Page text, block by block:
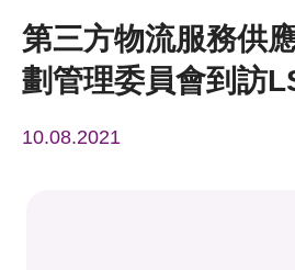
新聞中心
第三方物流服務供
劃管理委員會到訪
10.08.2021